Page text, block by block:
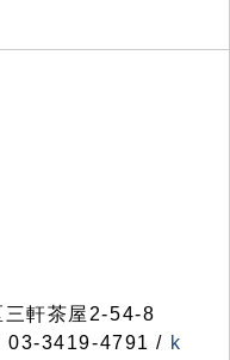
軒茶屋2-54-8
03-3419-4791 / k